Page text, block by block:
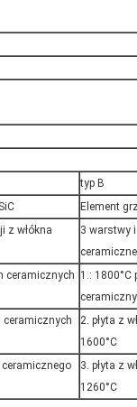
typ B
Element
z włókna
3 warstwy
ceramicznych 1.: 1800°C
ceramicznych
2. płyta z
1600°C
ceramicznego
3. płyta z
1260°C